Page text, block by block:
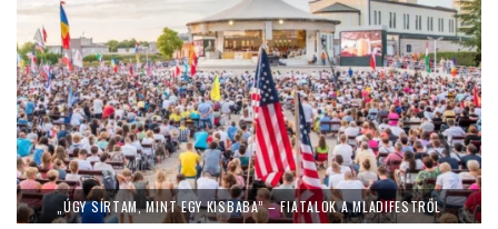
„ÚGY SÍRTAM, MINT EGY KISBABA” – FIATALOK A MLADIFESTRŐL